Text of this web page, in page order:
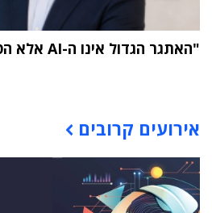
"האתגר הגדול אינו ה-AI אלא הטמעתה בארגון"
אירועים קרובים